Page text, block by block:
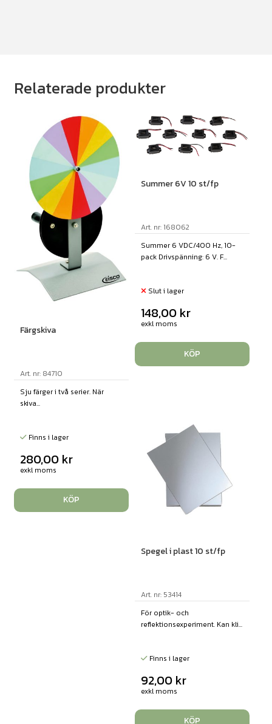
Relaterade produkter
Färgskiva
Art. nr: 84710
Sju färger i två serier. När
skiva...
Finns i lager
280,00 kr
exkl moms
KÖP
Summer 6V 10 st/fp
Art. nr: 168062
Summer 6 VDC/400 Hz, 10-
pack Drivspänning: 6 V. F...
Slut i lager
148,00 kr
exkl moms
KÖP
Spegel i plast 10 st/fp
Art. nr: 53414
För optik- och
reflektionsexperiment. Kan kli...
Finns i lager
92,00 kr
exkl moms
KÖP